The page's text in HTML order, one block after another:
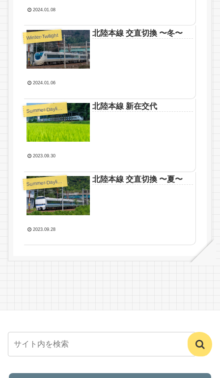
2024.01.08
Winter-Twilight 北陸本線 交直切換 〜冬〜
2024.01.06
S
ummer-Daylight 北陸本線 新在交代
2023.09.30
S
ummer-Daylight 北陸本線 交直切換 〜夏〜
2023.09.28